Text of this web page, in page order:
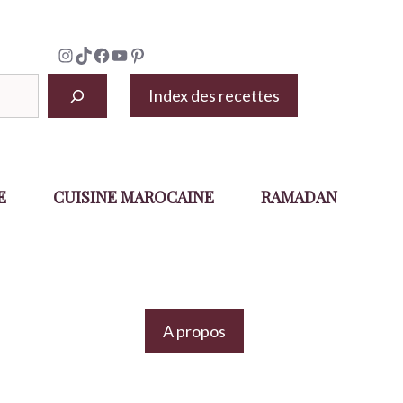
Instagram
TikTok
Facebook
YouTube
Pinterest
Index des recettes
CUISINE MAROCAINE RAMADAN
A propos